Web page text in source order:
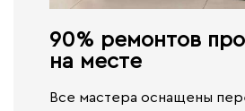
90% ремонтов
на месте​
Все мастера оснащены